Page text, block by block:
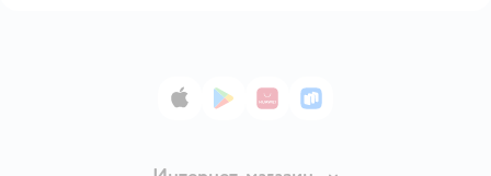
App StoreGoogle Play
AppGallery
RuStore